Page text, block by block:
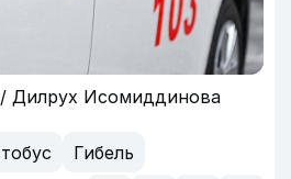
Дилрух Исомиддинова
Гибель